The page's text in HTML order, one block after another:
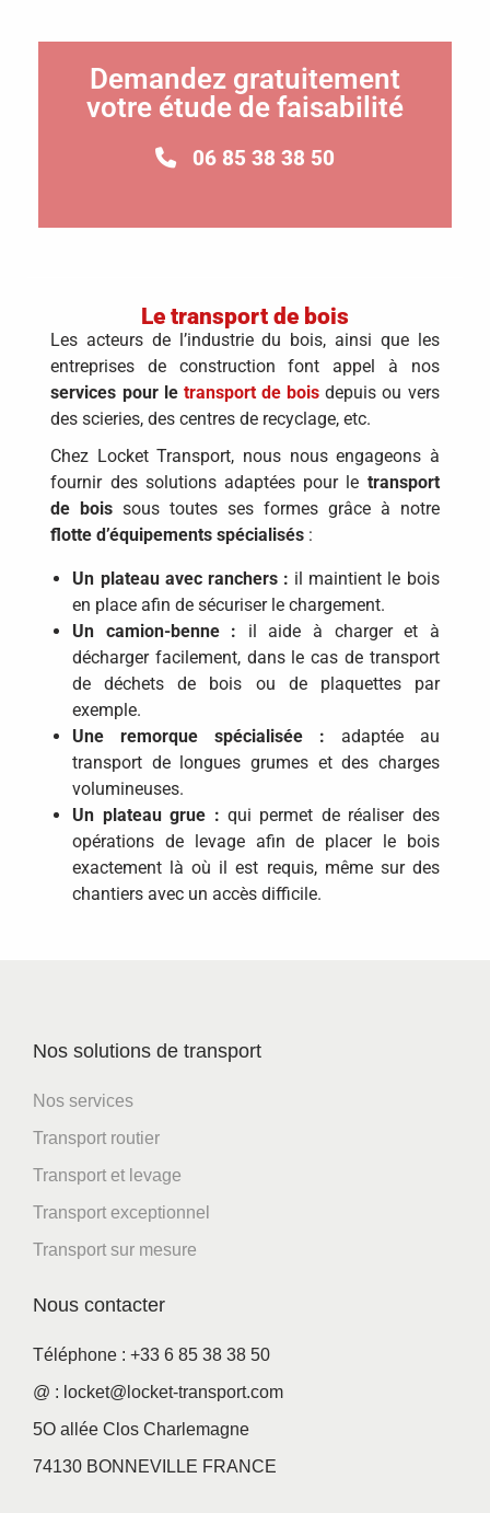
Demandez gratuitement
votre étude de faisabilité
06 85 38 38 50
Le transport de bois
Les acteurs de l’industrie du bois, ainsi que les
entreprises de construction font appel à nos
services pour le transport de bois depuis ou vers
des scieries, des centres de recyclage, etc.
Chez Locket Transport, nous nous engageons à
fournir des solutions adaptées pour le transport
de bois sous toutes ses formes grâce à notre
flotte d’équipements spécialisés :
Un plateau avec ranchers : il maintient le bois
en place afin de sécuriser le chargement.
Un camion-benne : il aide à charger et à
décharger facilement, dans le cas de transport
de déchets de bois ou de plaquettes par
exemple.
Une remorque spécialisée : adaptée au
transport de longues grumes et des charges
volumineuses.
Un plateau grue : qui permet de réaliser des
opérations de levage afin de placer le bois
exactement là où il est requis, même sur des
chantiers avec un accès difficile.
Nos solutions de transport
Nos services
Transport routier
Transport et levage
Transport exceptionnel
Transport sur mesure
Nous contacter
Téléphone : +33 6 85 38 38 50
@ : locket@locket-transport.com
5O allée Clos Charlemagne
74130 BONNEVILLE FRANCE